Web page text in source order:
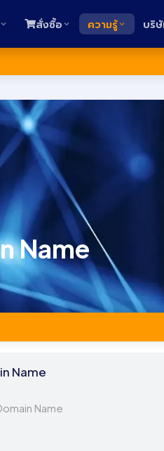
สั่งซื้อ ความรู้ บริ
Name
Name
Name